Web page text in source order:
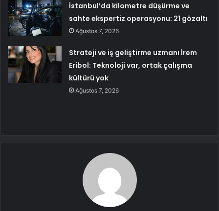
İstanbul’da kilometre düşürme ve
sahte ekspertiz operasyonu: 21 gözaltı
Ağustos 7, 2026
Strateji ve iş geliştirme uzmanı İrem
Eribol: Teknoloji var, ortak çalışma
kültürü yok
Ağustos 7, 2026